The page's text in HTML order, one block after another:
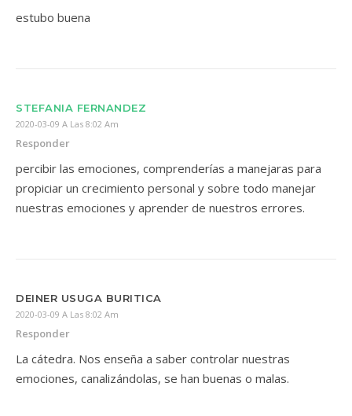
estubo buena
STEFANIA FERNANDEZ
2020-03-09 A Las 8:02 Am
Responder
percibir las emociones, comprenderías a manejaras para
propiciar un crecimiento personal y sobre todo manejar
nuestras emociones y aprender de nuestros errores.
DEINER USUGA BURITICA
2020-03-09 A Las 8:02 Am
Responder
La cátedra. Nos enseña a saber controlar nuestras
emociones, canalizándolas, se han buenas o malas.